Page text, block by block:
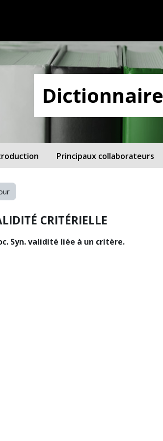
Dictionnaire
Principaux collaborateurs
CRITÉRIELLE
Syn. validité liée à un critère.